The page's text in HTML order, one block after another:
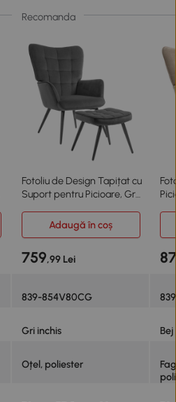
Recomanda
Fotoliu de Design Tapițat cu
Suport pentru Picioare, Gri
Adaugă în coș
759,99 Lei
839-854V80CG
Gri inchis
Bej
Oțel, poliester